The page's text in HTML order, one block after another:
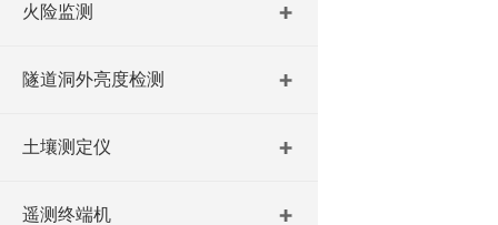
火险监测
隧道洞外亮度检测
土壤测定仪
遥测终端机